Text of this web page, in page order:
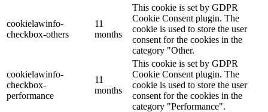
cookielawinfo-
checkbox-others
11
months
This cookie is set by GDPR
Cookie Consent plugin. The
cookie is used to store the user
consent for the cookies in the
category "Other.
cookielawinfo-
checkbox-
performance
11
months
This cookie is set by GDPR
Cookie Consent plugin. The
cookie is used to store the user
consent for the cookies in the
category "Performance".